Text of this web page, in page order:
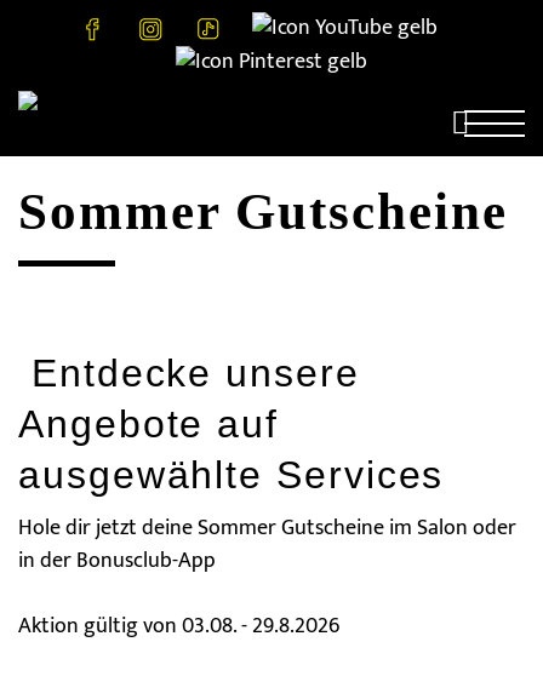

Salonbesuch
KLIPP Salon finden
Preise
Preisliste
Rund ums Haar
Farbe
Schnitt & Styling
Kopfhaut
Haarverlängerung
Dauerhafte Glättung
Haarspende
Onlineshop
Über uns
Firmenauszeichnungen
Presse
Jobs
Offene Stellen
Lehre
Stylist

Sommer Gutscheine
Entdecke unsere
Angebote auf
ausgewählte Services
Hole dir jetzt deine Sommer Gutscheine im Salon oder
in der Bonusclub-App
Aktion gültig von 03.08. - 29.8.2026